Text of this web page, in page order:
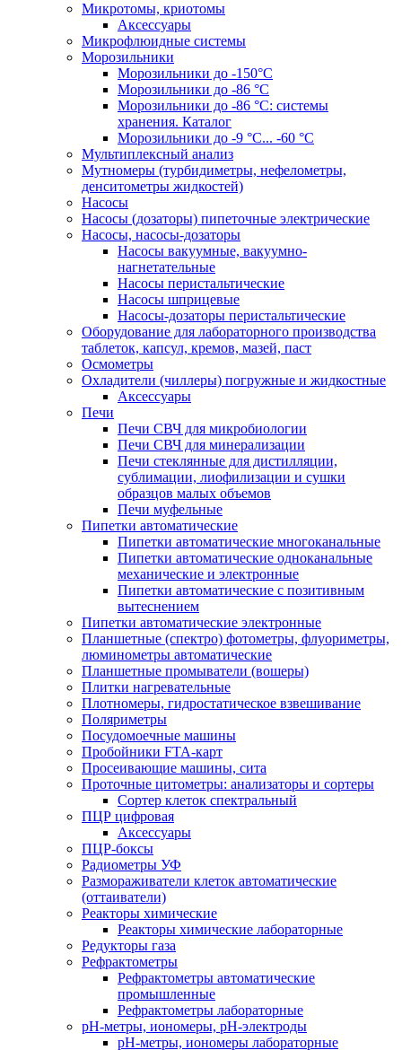
Микротомы, криотомы
Аксессуары
Микрофлюидные системы
Морозильники
Морозильники до -150°С
Морозильники до -86 °C
Морозильники до -86 °C: системы
хранения. Каталог
Морозильники до -9 °C... -60 °C
Мультиплексный анализ
Мутномеры (турбидиметры, нефелометры,
денситометры жидкостей)
Насосы
Насосы (дозаторы) пипеточные электрические
Насосы, насосы-дозаторы
Насосы вакуумные, вакуумно-
нагнетательные
Насосы перистальтические
Насосы шприцевые
Насосы-дозаторы перистальтические
Оборудование для лабораторного производства
таблеток, капсул, кремов, мазей, паст
Осмометры
Охладители (чиллеры) погружные и жидкостные
Аксессуары
Печи
Печи СВЧ для микробиологии
Печи СВЧ для минерализации
Печи стеклянные для дистилляции,
сублимации, лиофилизации и сушки
образцов малых объемов
Печи муфельные
Пипетки автоматические
Пипетки автоматические многоканальные
Пипетки автоматические одноканальные
механические и электронные
Пипетки автоматические с позитивным
вытеснением
Пипетки автоматические электронные
Планшетные (спектро) фотометры, флуориметры,
люминометры автоматические
Планшетные промыватели (вошеры)
Плитки нагревательные
Плотномеры, гидростатическое взвешивание
Поляриметры
Посудомоечные машины
Пробойники FTA-карт
Просеивающие машины, сита
Проточные цитометры: анализаторы и сортеры
Сортер клеток спектральный
ПЦР цифровая
Аксессуары
ПЦР-боксы
Радиометры УФ
Размораживатели клеток автоматические
(оттаиватели)
Реакторы химические
Реакторы химические лабораторные
Редукторы газа
Рефрактометры
Рефрактометры автоматические
промышленные
Рефрактометры лабораторные
рН-метры, иономеры, рН-электроды
рН-метры, иономеры лабораторные